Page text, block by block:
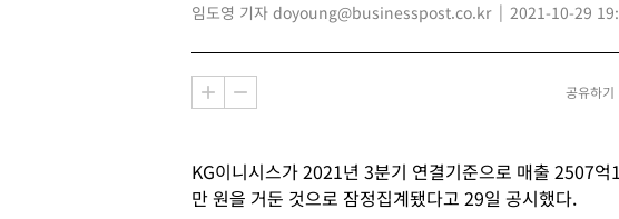
임도영 기자 doyoung@businesspost.co.kr 2021-10-29
공유하기
KG이니시스가 2021년 3분기 연결기준으로 매출 2507
만 원을 거둔 것으로 잠정집계됐다고 29일 공시했다.